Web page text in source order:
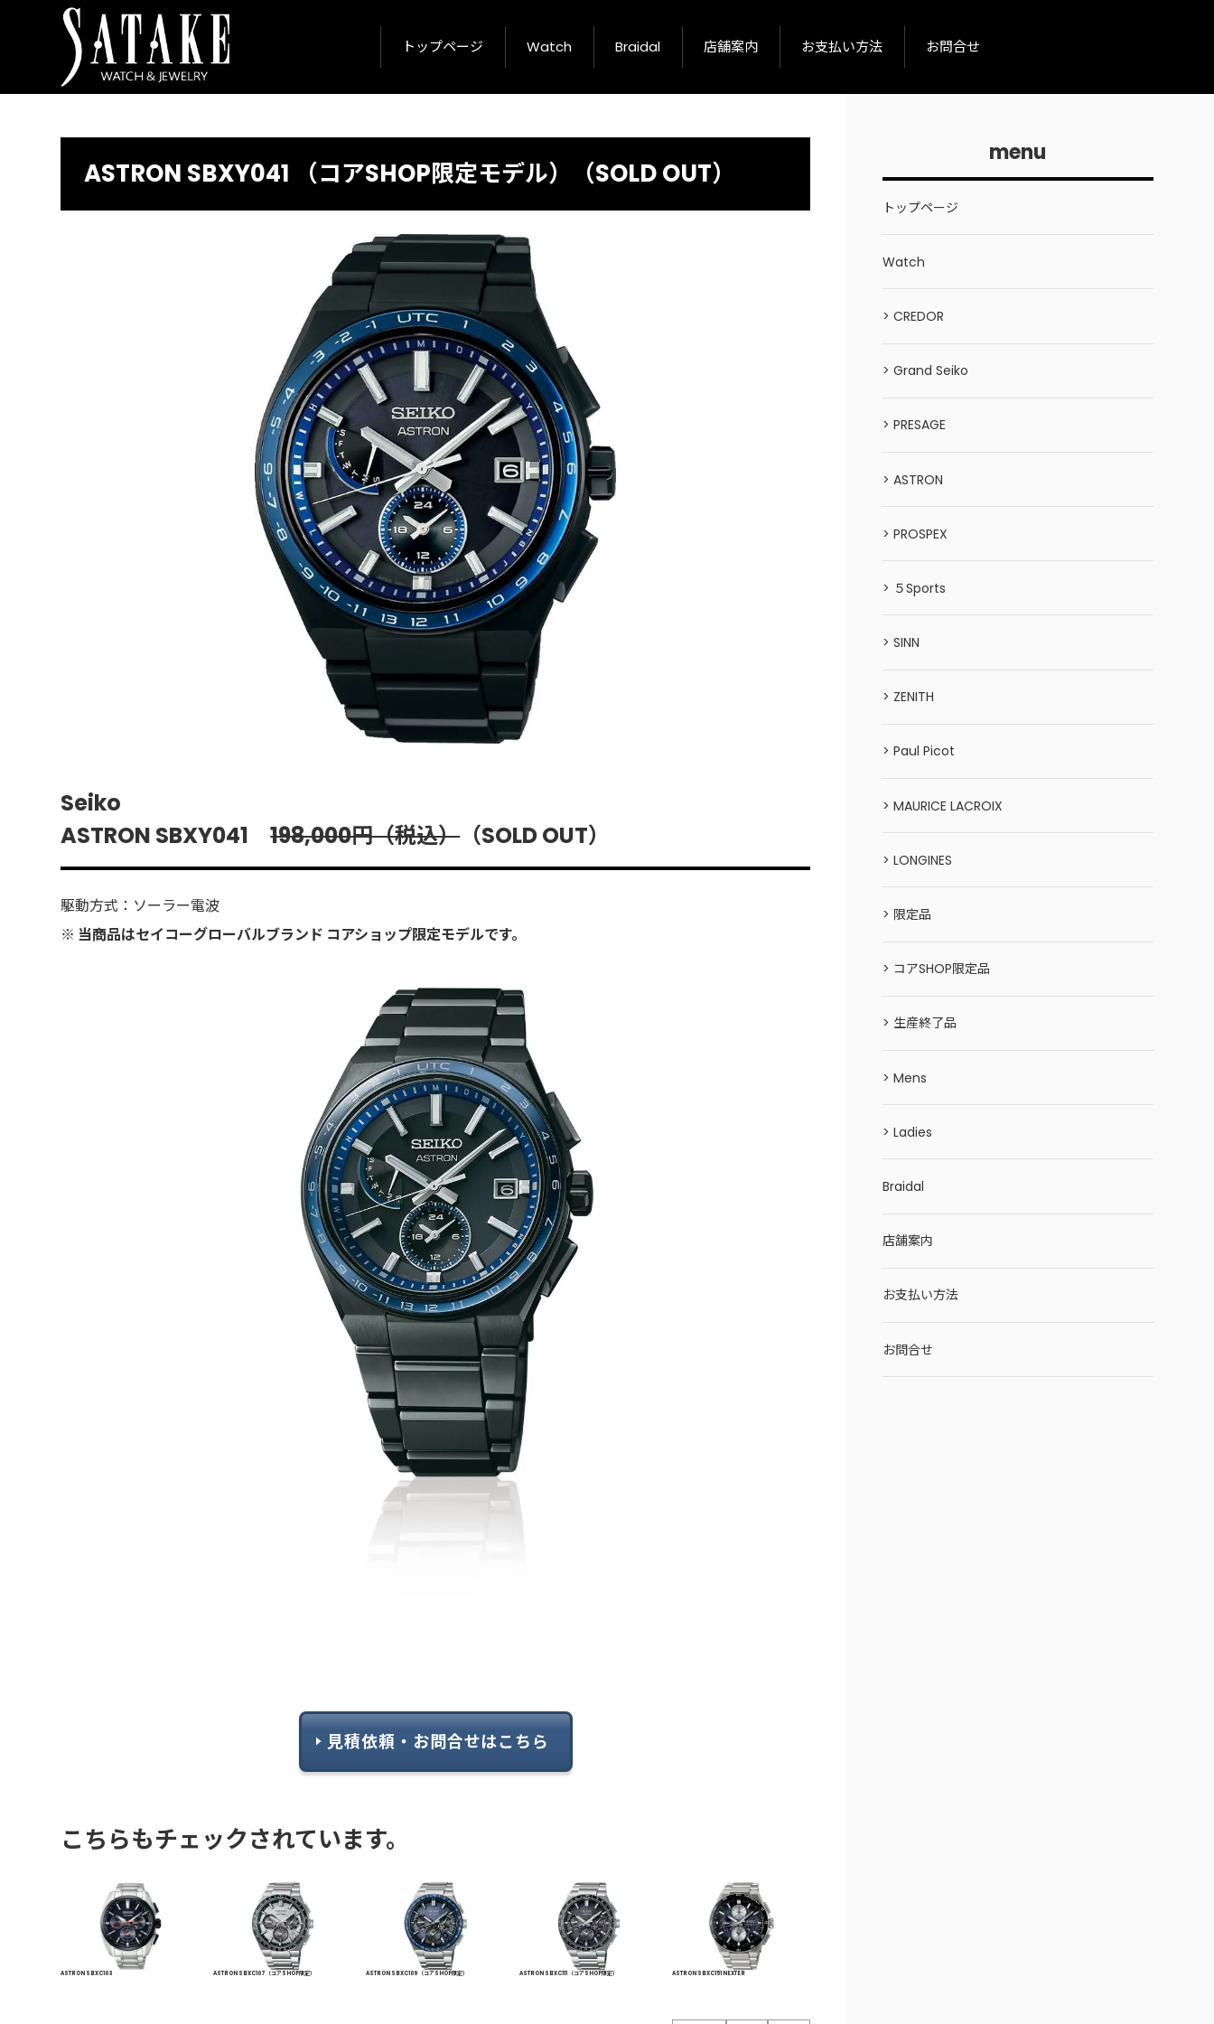
トップページ Watch Braidal 店舗案内 お支払い方法 お問合せ
ASTRON SBXY041 （コアSHOP限定モデル）（SOLD OUT）
Seiko
ASTRON SBXY041198,000円（税込）（SOLD OUT）
駆動方式：ソーラー電波
※ 当商品はセイコーグローバルブランド コアショップ限定モデルです。
見積依頼・お問合せはこちら
こちらもチェックされています。
ASTRON SBXC103 ASTRON SBXC107 （コアSHOP限定） ASTRON SBXC109 （コアSHOP限定） ASTRON SBXC111 （コアSHOP限定） ASTRON SBXC151 NEXTER
menu
トップページ
Watch
> CREDOR
> Grand Seiko
> PRESAGE
> ASTRON
> PROSPEX
> ５Sports
> SINN
> ZENITH
> Paul Picot
> MAURICE LACROIX
> LONGINES
> 限定品
> コアSHOP限定品
> 生産終了品
> Mens
> Ladies
Braidal
店舗案内
お支払い方法
お問合せ